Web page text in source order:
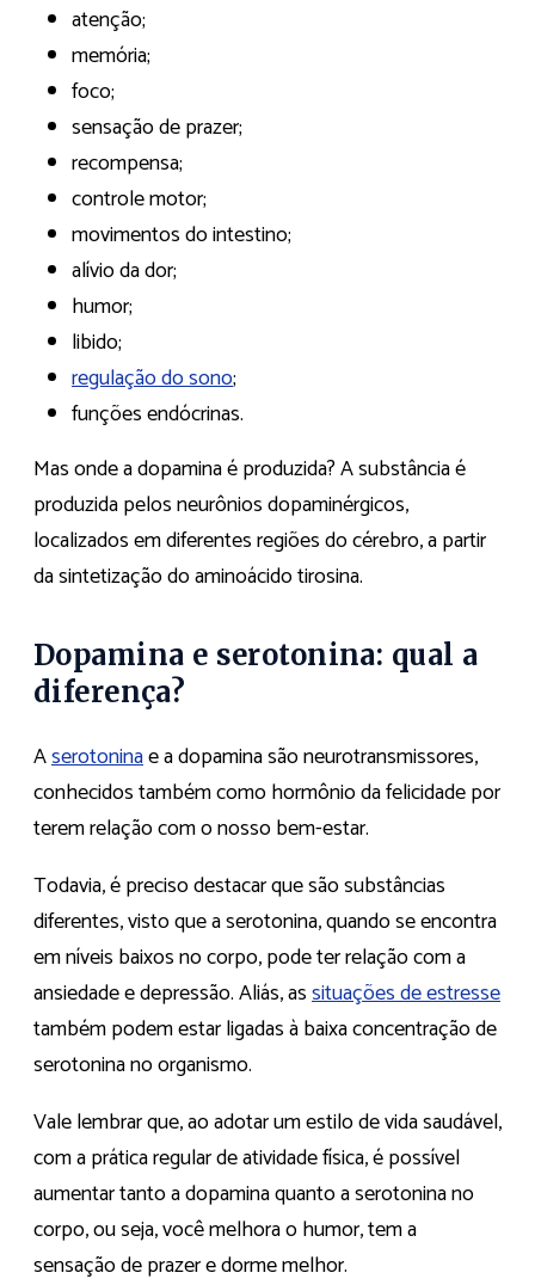
atenção;
memória;
foco;
sensação de prazer;
recompensa;
controle motor;
movimentos do intestino;
alívio da dor;
humor;
libido;
regulação do sono;
funções endócrinas.
Mas onde a dopamina é produzida? A substância é
produzida pelos neurônios dopaminérgicos,
localizados em diferentes regiões do cérebro, a partir
da sintetização do aminoácido tirosina.
Dopamina e serotonina: qual a
diferença?
Aserotoninae a dopamina são neurotransmissores,
conhecidos também como hormônio da felicidade por
terem relação com o nosso bem-estar.
Todavia, é preciso destacar que são substâncias
diferentes, visto que a serotonina, quando se encontra
em níveis baixos no corpo, pode ter relação com a
ansiedade e depressão. Aliás, assituações de estresse
também podem estar ligadas à baixa concentração de
serotonina no organismo.
Vale lembrar que, ao adotar um estilo de vida saudável,
com a prática regular de atividade física, é possível
aumentar tanto a dopamina quanto a serotonina no
corpo, ou seja, você melhora o humor, tem a
sensação de prazer e dorme melhor.